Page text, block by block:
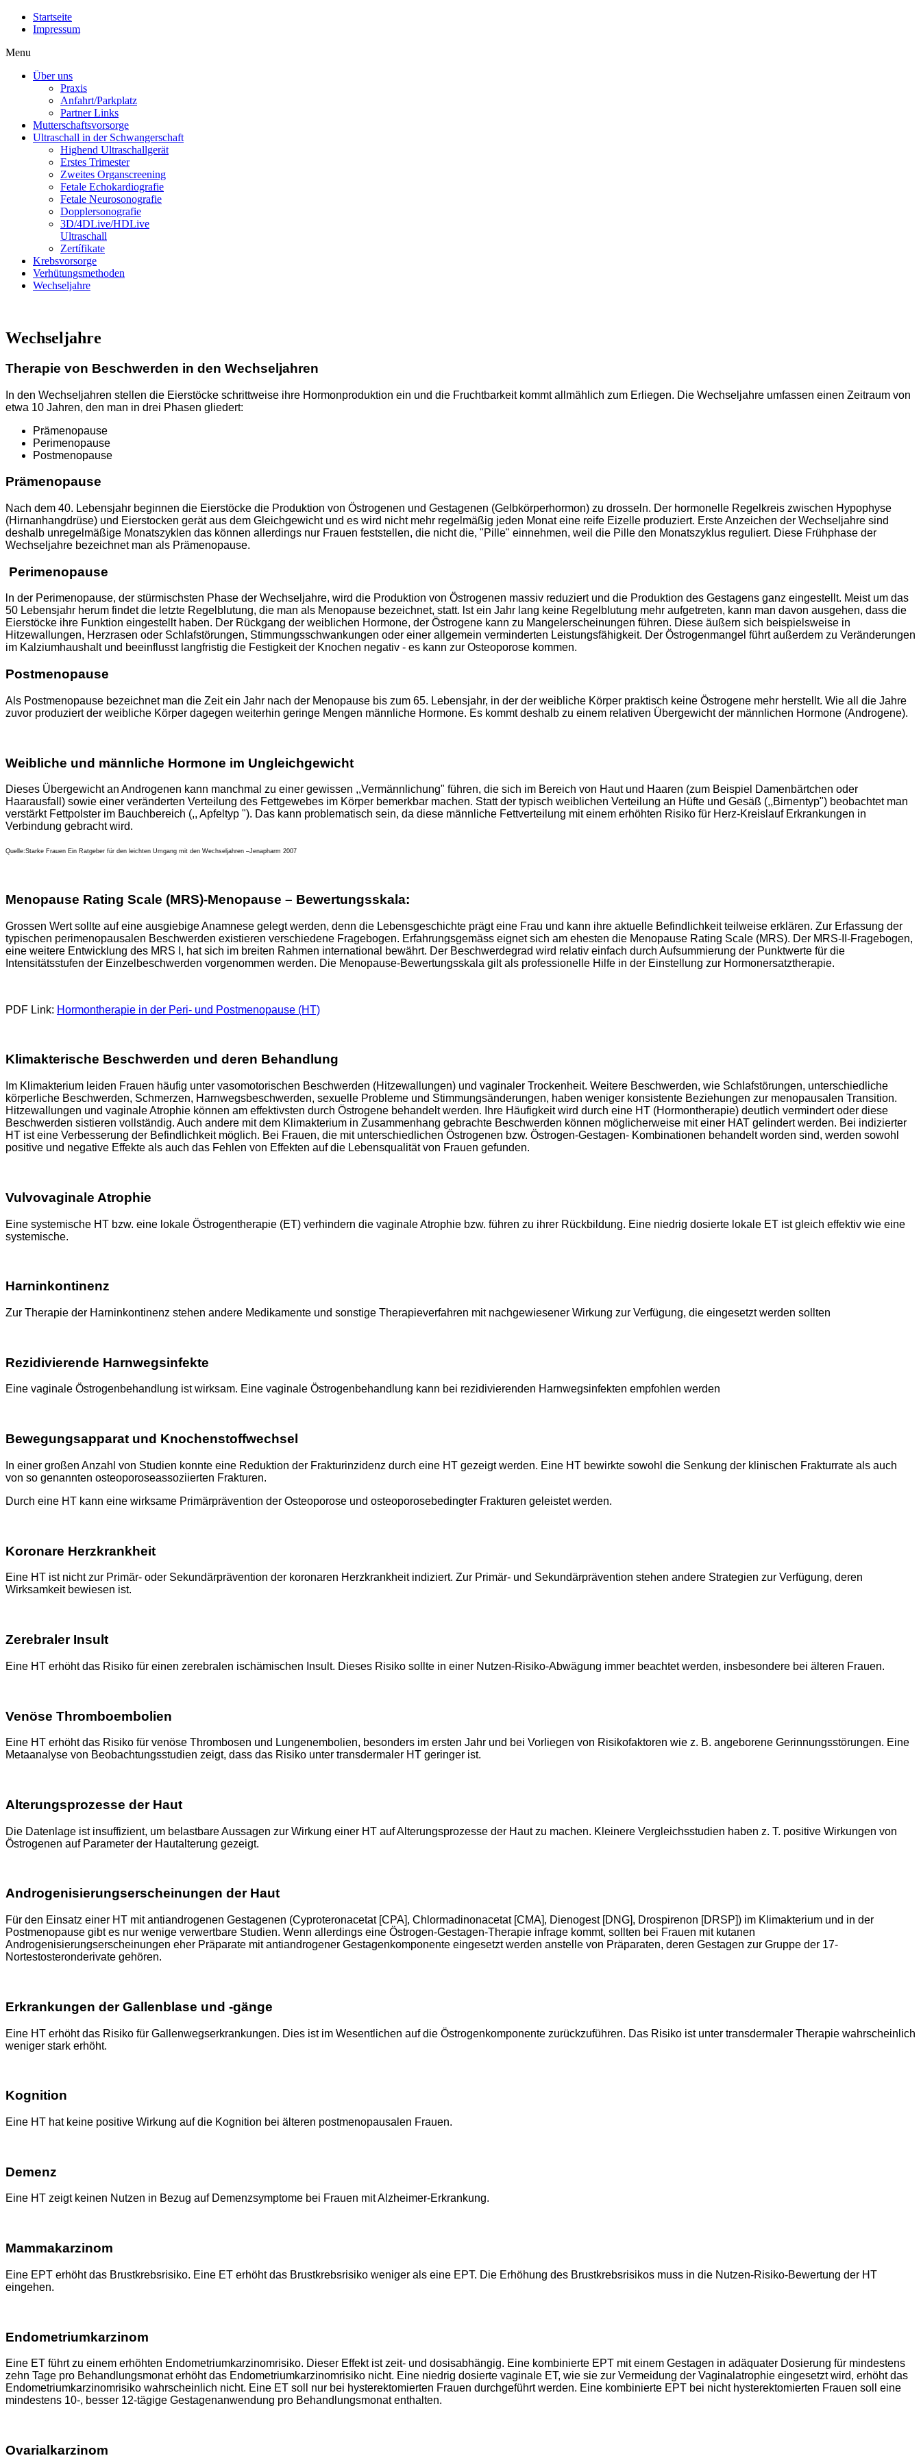
Startseite
Impressum
Menu
Über uns
Praxis
Anfahrt/Parkplatz
Partner Links
Mutterschaftsvorsorge
Ultraschall in der Schwangerschaft
Highend Ultraschallgerät
Erstes Trimester
Zweites Organscreening
Fetale Echokardiografie
Fetale Neurosonografie
Dopplersonografie
3D/4DLive/HDLive
Ultraschall
Zertífikate
Krebsvorsorge
Verhütungsmethoden
Wechseljahre
Wechseljahre
Therapie von Beschwerden in den Wechseljahren
In den Wechseljahren stellen die Eierstöcke schrittweise ihre Hormonproduktion ein und die Fruchtbarkeit kommt allmählich zum Erliegen. Die Wechseljahre umfassen einen Zeitraum von
etwa 10 Jahren, den man in drei Phasen gliedert:
Prämenopause
Perimenopause
Postmenopause
Prämenopause
Nach dem 40. Lebensjahr beginnen die Eierstöcke die Produktion von Östrogenen und Gestagenen (Gelbkörperhormon) zu drosseln. Der hormonelle Regelkreis zwischen Hypophyse
(Hirnanhangdrüse) und Eierstocken gerät aus dem Gleichgewicht und es wird nicht mehr regelmäßig jeden Monat eine reife Eizelle produziert. Erste Anzeichen der Wechseljahre sind
deshalb unregelmäßige Monatszyklen das können allerdings nur Frauen feststellen, die nicht die, "Pille" einnehmen, weil die Pille den Monatszyklus reguliert. Diese Frühphase der
Wechseljahre bezeichnet man als Prämenopause.
Perimenopause
ln der Perimenopause, der stürmischsten Phase der Wechseljahre, wird die Produktion von Östrogenen massiv reduziert und die Produktion des Gestagens ganz eingestellt. Meist um das
50 Lebensjahr herum findet die letzte Regelblutung, die man als Menopause bezeichnet, statt. lst ein Jahr lang keine Regelblutung mehr aufgetreten, kann man davon ausgehen, dass die
Eierstöcke ihre Funktion eingestellt haben. Der Rückgang der weiblichen Hormone, der Östrogene kann zu Mangelerscheinungen führen. Diese äußern sich beispielsweise in
Hitzewallungen, Herzrasen oder Schlafstörungen, Stimmungsschwankungen oder einer allgemein verminderten Leistungsfähigkeit. Der Östrogenmangel führt außerdem zu Veränderungen
im Kalziumhaushalt und beeinflusst langfristig die Festigkeit der Knochen negativ - es kann zur Osteoporose kommen.
Postmenopause
Als Postmenopause bezeichnet man die Zeit ein Jahr nach der Menopause bis zum 65. Lebensjahr, in der der weibliche Körper praktisch keine Östrogene mehr herstellt. Wie all die Jahre
zuvor produziert der weibliche Körper dagegen weiterhin geringe Mengen männliche Hormone. Es kommt deshalb zu einem relativen Übergewicht der männlichen Hormone (Androgene).
Weibliche und männliche Hormone im Ungleichgewicht
Dieses Übergewicht an Androgenen kann manchmal zu einer gewissen ,,Vermännlichung" führen, die sich im Bereich von Haut und Haaren (zum Beispiel Damenbärtchen oder
Haarausfall) sowie einer veränderten Verteilung des Fettgewebes im Körper bemerkbar machen. Statt der typisch weiblichen Verteilung an Hüfte und Gesäß (,,Birnentyp") beobachtet man
verstärkt Fettpolster im Bauchbereich (,, Apfeltyp "). Das kann problematisch sein, da diese männliche Fettverteilung mit einem erhöhten Risiko für Herz-Kreislauf Erkrankungen in
Verbindung gebracht wird.
Quelle:Starke Frauen Ein Ratgeber für den leichten Umgang mit den Wechseljahren –Jenapharm 2007
Menopause Rating Scale (MRS)-Menopause – Bewertungsskala:
Grossen Wert sollte auf eine ausgiebige Anamnese gelegt werden, denn die Lebensgeschichte prägt eine Frau und kann ihre aktuelle Befindlichkeit teilweise erklären. Zur Erfassung der
typischen perimenopausalen Beschwerden existieren verschiedene Fragebogen. Erfahrungsgemäss eignet sich am ehesten die Menopause Rating Scale (MRS). Der MRS-II-Fragebogen,
eine weitere Entwicklung des MRS I, hat sich im breiten Rahmen international bewährt. Der Beschwerdegrad wird relativ einfach durch Aufsummierung der Punktwerte für die
Intensitätsstufen der Einzelbeschwerden vorgenommen werden. Die Menopause-Bewertungsskala gilt als professionelle Hilfe in der Einstellung zur Hormonersatztherapie.
PDF Link: Hormontherapie in der Peri- und Postmenopause (HT)
Klimakterische Beschwerden und deren Behandlung
Im Klimakterium leiden Frauen häufig unter vasomotorischen Beschwerden (Hitzewallungen) und vaginaler Trockenheit. Weitere Beschwerden, wie Schlafstörungen, unterschiedliche
körperliche Beschwerden, Schmerzen, Harnwegsbeschwerden, sexuelle Probleme und Stimmungsänderungen, haben weniger konsistente Beziehungen zur menopausalen Transition.
Hitzewallungen und vaginale Atrophie können am effektivsten durch Östrogene behandelt werden. Ihre Häufigkeit wird durch eine HT (Hormontherapie) deutlich vermindert oder diese
Beschwerden sistieren vollständig. Auch andere mit dem Klimakterium in Zusammenhang gebrachte Beschwerden können möglicherweise mit einer HAT gelindert werden. Bei indizierter
HT ist eine Verbesserung der Befindlichkeit möglich. Bei Frauen, die mit unterschiedlichen Östrogenen bzw. Östrogen-Gestagen- Kombinationen behandelt worden sind, werden sowohl
positive und negative Effekte als auch das Fehlen von Effekten auf die Lebensqualität von Frauen gefunden.
Vulvovaginale Atrophie
Eine systemische HT bzw. eine lokale Östrogentherapie (ET) verhindern die vaginale Atrophie bzw. führen zu ihrer Rückbildung. Eine niedrig dosierte lokale ET ist gleich effektiv wie eine
systemische.
Harninkontinenz
Zur Therapie der Harninkontinenz stehen andere Medikamente und sonstige Therapieverfahren mit nachgewiesener Wirkung zur Verfügung, die eingesetzt werden sollten
Rezidivierende Harnwegsinfekte
Eine vaginale Östrogenbehandlung ist wirksam. Eine vaginale Östrogenbehandlung kann bei rezidivierenden Harnwegsinfekten empfohlen werden
Bewegungsapparat und Knochenstoffwechsel
In einer großen Anzahl von Studien konnte eine Reduktion der Frakturinzidenz durch eine HT gezeigt werden. Eine HT bewirkte sowohl die Senkung der klinischen Frakturrate als auch
von so genannten osteoporoseassoziierten Frakturen.
Durch eine HT kann eine wirksame Primärprävention der Osteoporose und osteoporosebedingter Frakturen geleistet werden.
Koronare Herzkrankheit
Eine HT ist nicht zur Primär- oder Sekundärprävention der koronaren Herzkrankheit indiziert. Zur Primär- und Sekundärprävention stehen andere Strategien zur Verfügung, deren
Wirksamkeit bewiesen ist.
Zerebraler Insult
Eine HT erhöht das Risiko für einen zerebralen ischämischen Insult. Dieses Risiko sollte in einer Nutzen-Risiko-Abwägung immer beachtet werden, insbesondere bei älteren Frauen.
Venöse Thromboembolien
Eine HT erhöht das Risiko für venöse Thrombosen und Lungenembolien, besonders im ersten Jahr und bei Vorliegen von Risikofaktoren wie z. B. angeborene Gerinnungsstörungen. Eine
Metaanalyse von Beobachtungsstudien zeigt, dass das Risiko unter transdermaler HT geringer ist.
Alterungsprozesse der Haut
Die Datenlage ist insuffizient, um belastbare Aussagen zur Wirkung einer HT auf Alterungsprozesse der Haut zu machen. Kleinere Vergleichsstudien haben z. T. positive Wirkungen von
Östrogenen auf Parameter der Hautalterung gezeigt.
Androgenisierungserscheinungen der Haut
Für den Einsatz einer HT mit antiandrogenen Gestagenen (Cyproteronacetat [CPA], Chlormadinonacetat [CMA], Dienogest [DNG], Drospirenon [DRSP]) im Klimakterium und in der
Postmenopause gibt es nur wenige verwertbare Studien. Wenn allerdings eine Östrogen-Gestagen-Therapie infrage kommt, sollten bei Frauen mit kutanen
Androgenisierungserscheinungen eher Präparate mit antiandrogener Gestagenkomponente eingesetzt werden anstelle von Präparaten, deren Gestagen zur Gruppe der 17-
Nortestosteronderivate gehören.
Erkrankungen der Gallenblase und -gänge
Eine HT erhöht das Risiko für Gallenwegserkrankungen. Dies ist im Wesentlichen auf die Östrogenkomponente zurückzuführen. Das Risiko ist unter transdermaler Therapie wahrscheinlich
weniger stark erhöht.
Kognition
Eine HT hat keine positive Wirkung auf die Kognition bei älteren postmenopausalen Frauen.
Demenz
Eine HT zeigt keinen Nutzen in Bezug auf Demenzsymptome bei Frauen mit Alzheimer-Erkrankung.
Mammakarzinom
Eine EPT erhöht das Brustkrebsrisiko. Eine ET erhöht das Brustkrebsrisiko weniger als eine EPT. Die Erhöhung des Brustkrebsrisikos muss in die Nutzen-Risiko-Bewertung der HT
eingehen.
Endometriumkarzinom
Eine ET führt zu einem erhöhten Endometriumkarzinomrisiko. Dieser Effekt ist zeit- und dosisabhängig. Eine kombinierte EPT mit einem Gestagen in adäquater Dosierung für mindestens
zehn Tage pro Behandlungsmonat erhöht das Endometriumkarzinomrisiko nicht. Eine niedrig dosierte vaginale ET, wie sie zur Vermeidung der Vaginalatrophie eingesetzt wird, erhöht das
Endometriumkarzinomrisiko wahrscheinlich nicht. Eine ET soll nur bei hysterektomierten Frauen durchgeführt werden. Eine kombinierte EPT bei nicht hysterektomierten Frauen soll eine
mindestens 10-, besser 12-tägige Gestagenanwendung pro Behandlungsmonat enthalten.
Ovarialkarzinom